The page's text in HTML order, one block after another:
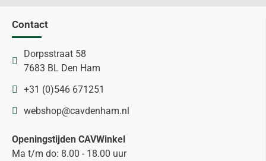
Contact
Dorpsstraat 58
7683 BL Den Ham
+31 (0)546 671251
webshop@cavdenham.nl
Openingstijden CAVWinkel
Ma t/m do: 8.00 - 18.00 uur